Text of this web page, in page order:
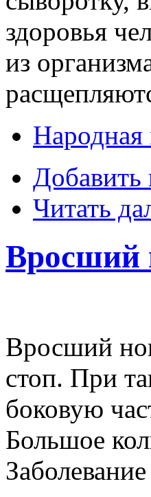
здоровья
из
Читать
Вросший
Вросший
стоп. При
боковую
Большое